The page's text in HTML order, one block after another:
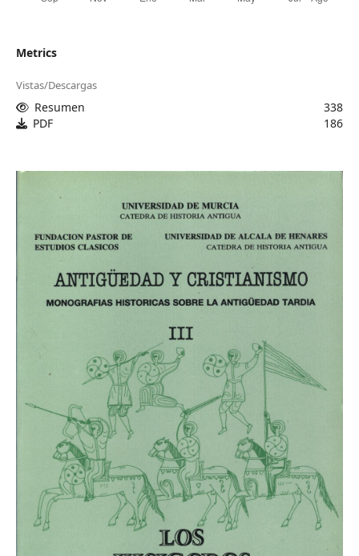
Metrics
Vistas/Descargas
Resumen
338
PDF
186